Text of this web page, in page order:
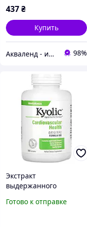
437₴
Купить
Акваленд - интернет магазин 98%
Экстракт
выдержанного
Aged Garlic Extract,
Готово к отправке